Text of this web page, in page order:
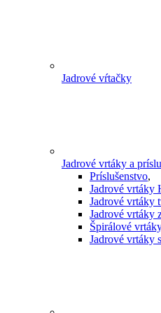
Jadrové vŕtačky
Jadrové vrtáky a
Príslušenstvo,
Jadrové vrtáky
Jadrové vrtáky
Jadrové vrtáky
Špirálové
Jadrové vrtáky